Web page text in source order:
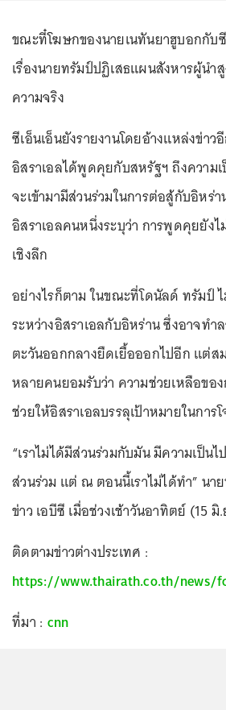
ขณะที๋โฆษกของนายเนทันยาฮูบอกกับซี
เรื่องนายทรัมป์ปฏิเสธแผนสังหารผู้นำ
ความจริง
ซีเอ็นเอ็นยังรายงานโดยอ้างแหล่งข่าว
อิสราเอลได้พูดคุยกับสหรัฐฯ ถึงความ
จะเข้ามามีส่วนร่วมในการต่อสู้กับอิหร่
อิสราเอลคนหนึ่งระบุว่า การพูดคุยยังไ
เชิงลึก
อย่างไรก็ตาม ในขณะที่โดนัลด์ ทรัมป์
ระหว่างอิสราเอลกับอิหร่าน ซึ่งอาจทำ
ตะวันออกกลางยืดเยื้อออกไปอีก แต่ส
หลายคนยอมรับว่า ความช่วยเหลือขอ
ช่วยให้อิสราเอลบรรลุเป้าหมายในการ
“เราไม่ได้มีส่วนร่วมกับมัน มีความเป็นไ
ส่วนร่วม แต่ ณ ตอนนี้เราไม่ได้ทำ” น
ข่าว เอบีซี เมื่อช่วงเช้าวันอาทิตย์ (15 มิ
ติดตามข่าวต่างประเทศ :
https://www.thairath.co.th/news/
ที่มา : cnn